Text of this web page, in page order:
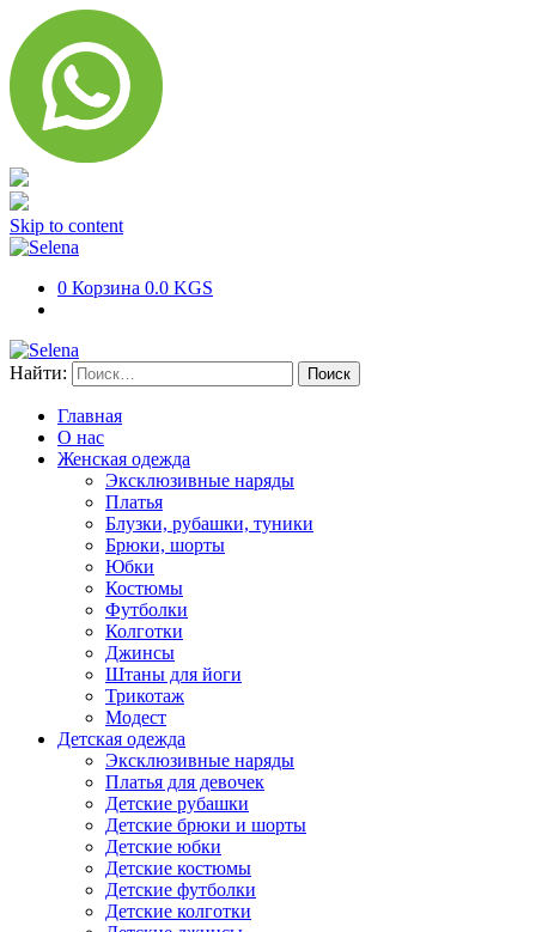
Skip to content
0 Корзина 0.0 KGS
Найти:
Главная
О нас
Женская одежда
Эксклюзивные наряды
Платья
Блузки, рубашки, туники
Брюки, шорты
Юбки
Костюмы
Футболки
Колготки
Джинсы
Штаны для йоги
Трикотаж
Модест
Детская одежда
Эксклюзивные наряды
Платья для девочек
Детские рубашки
Детские брюки и шорты
Детские юбки
Детские костюмы
Детские футболки
Детские колготки